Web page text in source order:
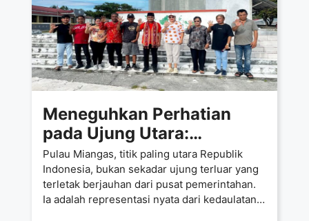
Meneguhkan Perhatian
pada Ujung Utara:
Mendesak Pemerintah
Percepat Pembangunan &
Atur Regulasi Perbatasan
di Pulau Miangas
Pulau Miangas, titik paling utara Republik
Indonesia, bukan sekadar ujung terluar yang
terletak berjauhan dari pusat pemerintahan.
Ia adalah representasi nyata dari kedaulatan